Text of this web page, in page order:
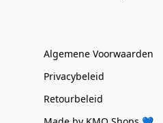
Algemene Voorwaarden
Privacybeleid
Retourbeleid